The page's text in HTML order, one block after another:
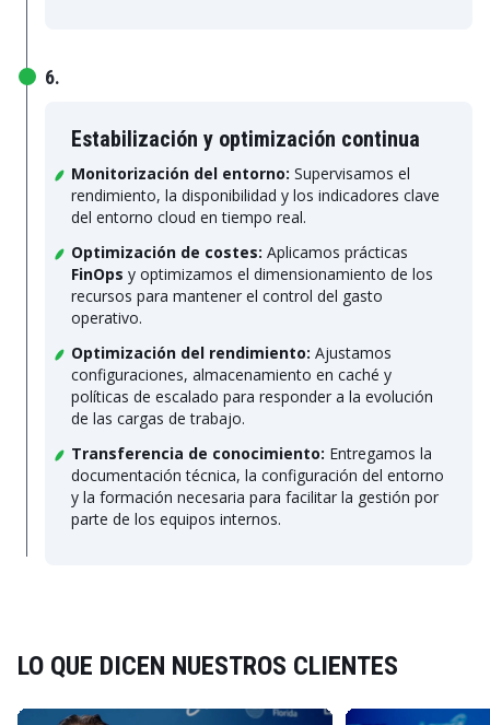
Estabilización y optimización continua
Monitorización del entorno: Supervisamos el
rendimiento, la disponibilidad y los indicadores clave
del entorno cloud en tiempo real.
Optimización de costes: Aplicamos prácticas
FinOps y optimizamos el dimensionamiento de los
recursos para mantener el control del gasto
operativo.
Optimización del rendimiento: Ajustamos
configuraciones, almacenamiento en caché y
políticas de escalado para responder a la evolución
de las cargas de trabajo.
Transferencia de conocimiento: Entregamos la
documentación técnica, la configuración del entorno
y la formación necesaria para facilitar la gestión por
parte de los equipos internos.
6.
LO QUE DICEN NUESTROS CLIENTES